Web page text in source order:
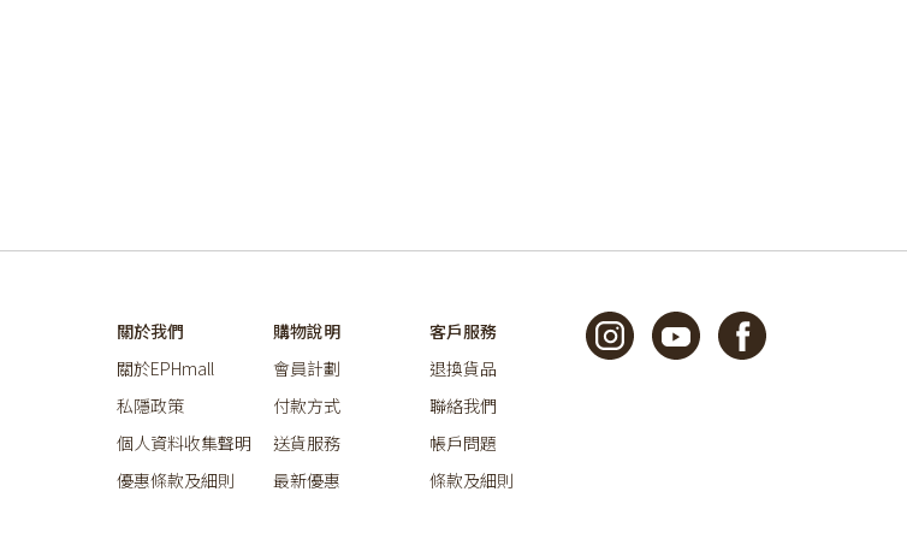
關於我們
關於EPHmall
私隱政策
個人資料收集聲明
優惠條款及細則
購物說明
會員計劃
付款方式
送貨服務
最新優惠
客戶服務
退換貨品
聯絡我們
帳戶問題
條款及細則